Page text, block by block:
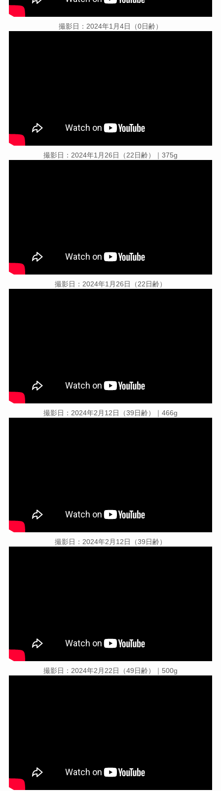
撮影日：2024年1月4日（0日齢）
撮影日：2024年1月26日（22日齢）｜375g
撮影日：2024年1月26日（22日齢）
撮影日：2024年2月12日（39日齢）｜466g
撮影日：2024年2月12日（39日齢）
撮影日：2024年2月22日（49日齢）｜500g